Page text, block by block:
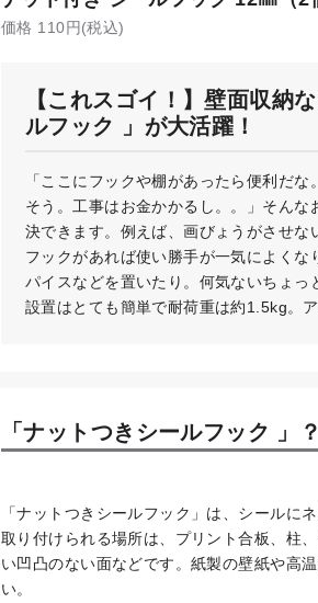
価格 110円(税込)
【これスゴイ！】壁面収納
ルフック 」が大活躍！
「ここにフックや棚があったら便利だ
そう。工事はお金かかるし。。」そん
決できます。例えば、画びょうがさせ
フックがあれば使い勝手が一気によく
パイスなどを置いたり。何気ないちょっ
設置はとても簡単で耐荷重は約1.5kg。
「ナットつきシールフック 」
「ナットつきシールフック」は、シールに
取り付けられる場所は、プリント合板、柱
い凹凸のない面などです。紙製の壁紙や高
い。